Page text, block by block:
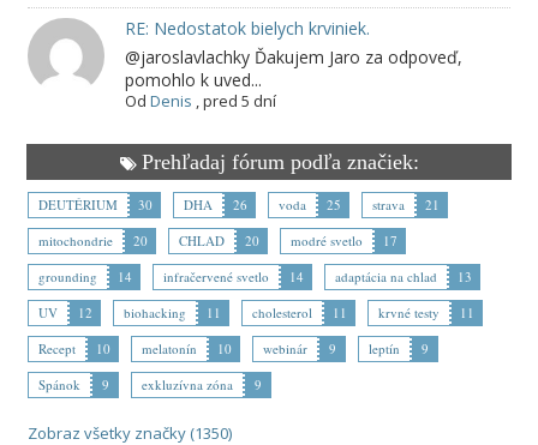
RE: Nedostatok bielych krviniek.
@jaroslavlachky Ďakujem Jaro za odpoveď,
pomohlo k uved...
Od Denis ,pred 5 dní
Prehľadaj fórum podľa značiek:
DEUTÉRIUM 30 DHA 26 voda 25 strava
21
mitochondrie
20 CHLAD 20 modré svetlo
17
grounding
14 infračervené svetlo 14 adaptácia na chlad
13
UV
12 biohacking 11 cholesterol 11 krvné testy
11
Recept
10 melatonín 10 webinár 9 leptín
9
Spánok
9 exkluzívna zóna 9
Zobraz všetky značky (1350)